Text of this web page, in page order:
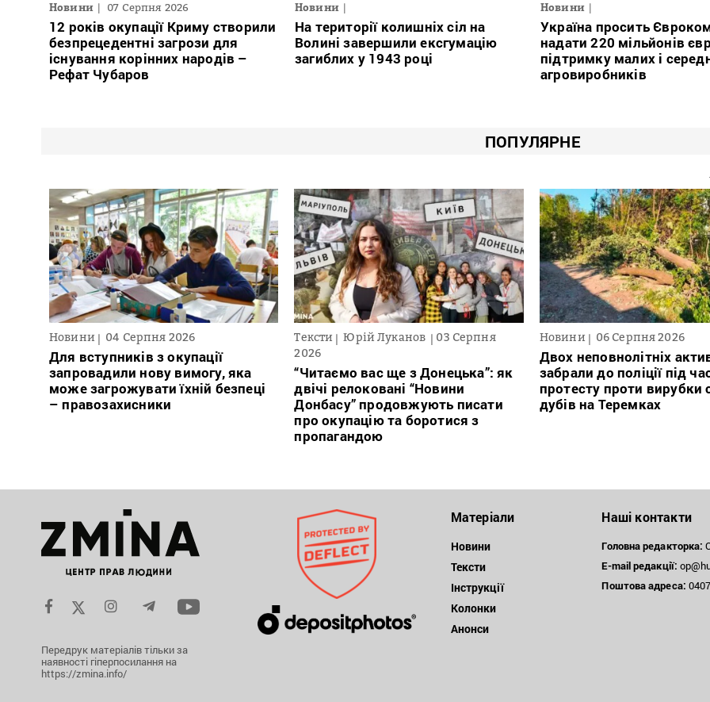
Новини 07 Серпня 2026
12 років окупації Криму створили
безпрецедентні загрози для
існування корінних народів –
Рефат Чубаров
Новини
На території колишніх сіл на
Волині завершили ексгумацію
загиблих у 1943 році
Новини
Україна просить
надати 220 мільйонів
підтримку малих і
агровиробників
ПОПУЛЯРНЕ
Новини 04 Серпня 2026
Для вступників з окупації
запровадили нову вимогу, яка
може загрожувати їхній безпеці
– правозахисники
Тексти Юрій Луканов
03 Серпня
2026
“Читаємо вас ще з Донецька”: як
двічі релоковані “Новини
Донбасу” продовжують писати
про окупацію та боротися з
пропагандою
Новини 06 Серпня 2026
Двох неповнолітніх
забрали до поліції під
протесту проти вирубки
дубів на Теремках
Передрук матеріалів тільки за
наявності гіперпосилання на
https://zmina.info/
Матеріали
Новини
Тексти
Інструкції
Колонки
Анонси
Наші контакти
Головна редакторка:
E-mail редакції:
Поштоваадреса: